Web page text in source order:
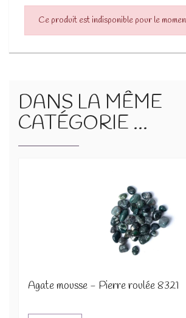
Ce produit est indisponible pour le
DANS LA MÊME
CATÉGORIE ...
Agate mousse - Pierre roulée 8321